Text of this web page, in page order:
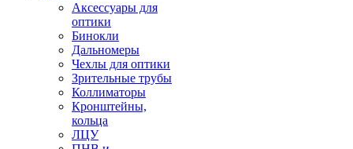
Аксессуары для
оптики
Бинокли
Дальномеры
Чехлы для оптики
Зрительные трубы
Коллиматоры
Кронштейны,
кольца
ЛЦУ